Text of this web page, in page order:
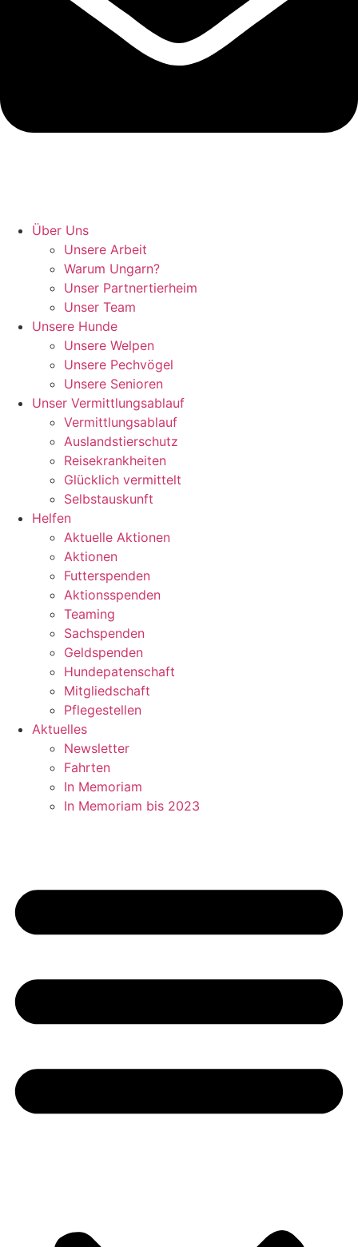
Über Uns
Unsere Arbeit
Warum Ungarn?
Unser Partnertierheim
Unser Team
Unsere Hunde
Unsere Welpen
Unsere Pechvögel
Unsere Senioren
Unser Vermittlungsablauf
Vermittlungsablauf
Auslandstierschutz
Reisekrankheiten
Glücklich vermittelt
Selbstauskunft
Helfen
Aktuelle Aktionen
Aktionen
Futterspenden
Aktionsspenden
Teaming
Sachspenden
Geldspenden
Hundepatenschaft
Mitgliedschaft
Pflegestellen
Aktuelles
Newsletter
Fahrten
In Memoriam
In Memoriam bis 2023